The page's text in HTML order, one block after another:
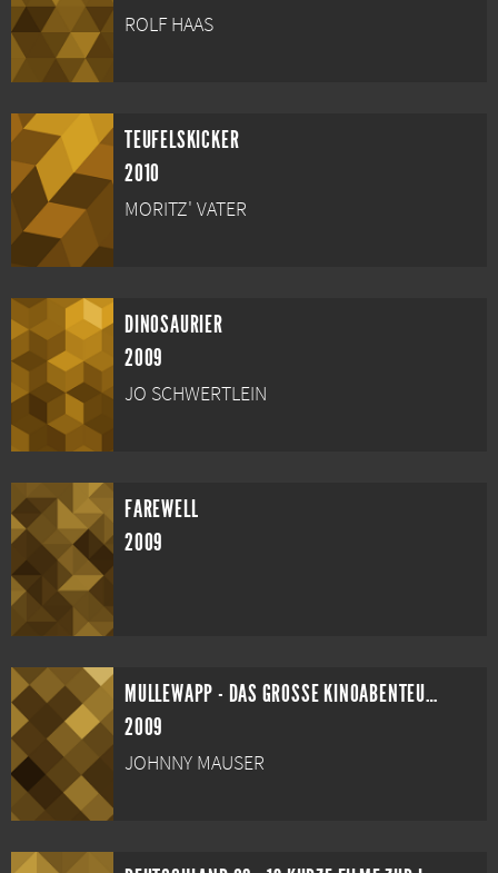
ROLF HAAS
TEUFELSKICKER
2010
MORITZ' VATER
DINOSAURIER
2009
JO SCHWERTLEIN
FAREWELL
2009
MULLEWAPP - DAS GROSSE KINOABENTEUER DER FREUNDE
2009
JOHNNY MAUSER